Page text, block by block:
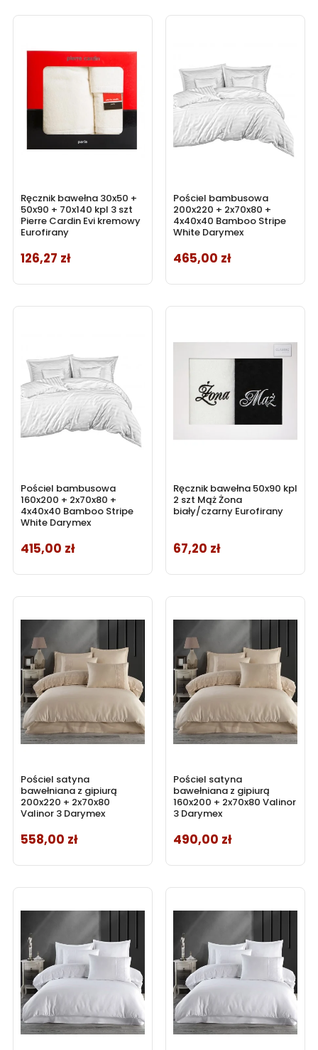
Ręcznik bawełna 30x50 +
50x90 + 70x140 kpl 3 szt
Pierre Cardin Evi kremowy
Eurofirany
Cena
126,27 zł
Pościel bambusowa
200x220 + 2x70x80 +
4x40x40 Bamboo Stripe
White Darymex
Cena
465,00 zł
Pościel bambusowa
160x200 + 2x70x80 +
4x40x40 Bamboo Stripe
White Darymex
Cena
415,00 zł
Ręcznik bawełna 50x90 kpl
2 szt Mąż Żona
biały/czarny Eurofirany
Cena
67,20 zł
Pościel satyna
bawełniana z gipiurą
200x220 + 2x70x80
Valinor 3 Darymex
Cena
558,00 zł
Pościel satyna
bawełniana z gipiurą
160x200 + 2x70x80 Valinor
3 Darymex
Cena
490,00 zł